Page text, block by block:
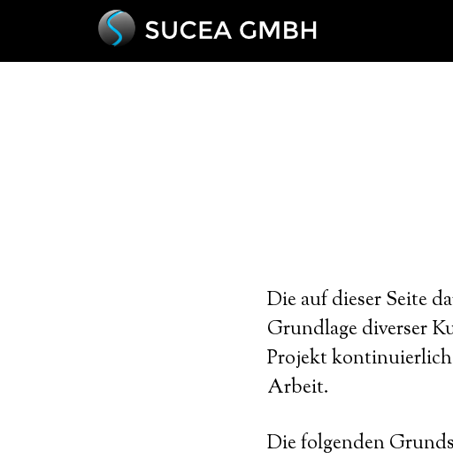
Die auf dieser Seite
Grundlage diverser
Projekt
Arbeit.
Die folgenden